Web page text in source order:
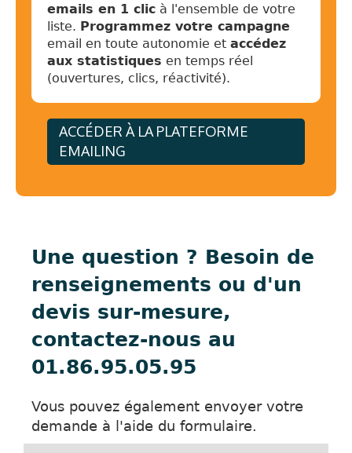
emails en 1 clic à l'ensemble de votre
liste. Programmez votre campagne
email en toute autonomie et accédez
aux statistiques en temps réel
(ouvertures, clics, réactivité).
ACCÉDER À LA PLATEFORME
EMAILING
Une question ? Besoin de
renseignements ou d'un
devis sur-mesure,
contactez-nous au
01.86.95.05.95
Vous pouvez également envoyer votre
demande à l'aide du formulaire.